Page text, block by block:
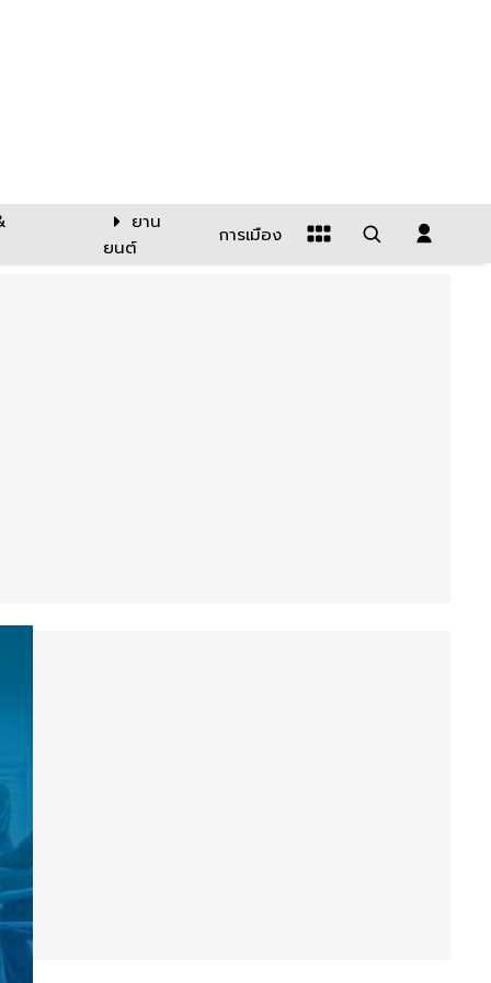
ยาน
ยนต์
การเมือง